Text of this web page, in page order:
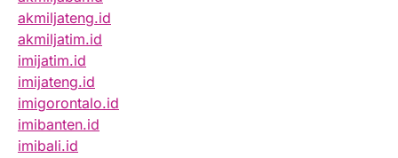
akmiljateng.id
akmiljatim.id
imijatim.id
imijateng.id
imigorontalo.id
imibanten.id
imibali.id